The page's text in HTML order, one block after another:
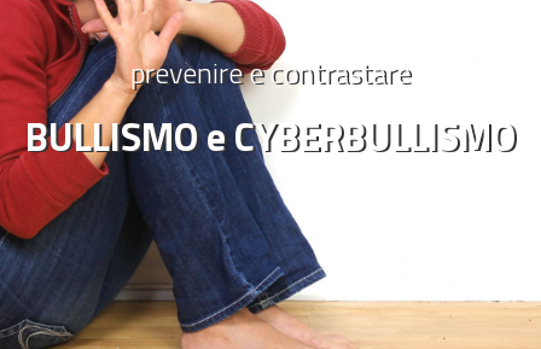
prevenire e contrastare
BULLISMO e CYBERBULLISMO